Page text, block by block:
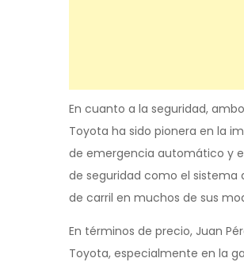
En cuanto a la seguridad,
Toyota ha sido pionera en la
de emergencia automático y
de seguridad como el
de carril en muchos de sus
En términos de precio, Juan
Toyota, especialmente en la